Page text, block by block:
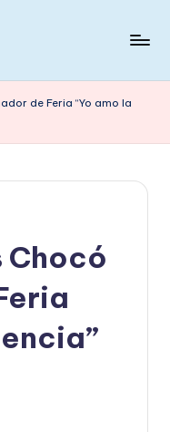
de Feria “Yo amo la
Chocó